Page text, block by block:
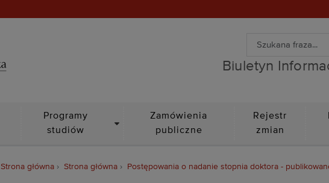
Biuletyn Informacji Publicznej
Wyszukiwarka
Wyszukiwanie
Biuletyn
Programy
studiów
Zamówienia
publiczne
Rejestr
zmian
Strona główna Strona główna Postępowania o nadanie stopnia doktora -